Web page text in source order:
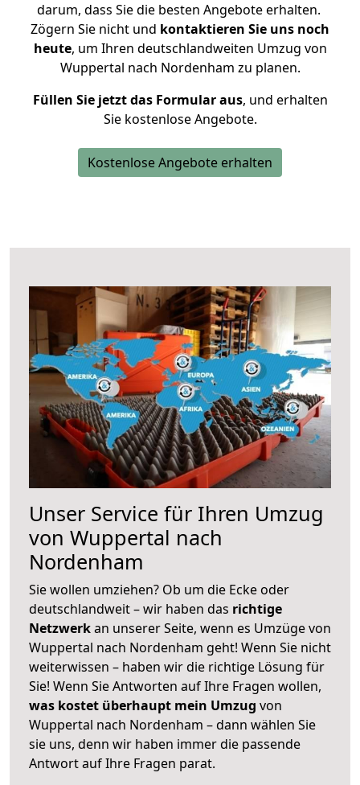
darum, dass Sie die besten Angebote erhalten.
Zögern Sie nicht und kontaktieren Sie uns noch
heute, um Ihren deutschlandweiten Umzug von
Wuppertal nach Nordenham zu planen.
Füllen Sie jetzt das Formular aus, und erhalten
Sie kostenlose Angebote.
Kostenlose Angebote erhalten
Unser Service für Ihren Umzug
von Wuppertal nach
Nordenham
Sie wollen umziehen? Ob um die Ecke oder
deutschlandweit – wir haben das richtige
Netzwerkan unserer Seite, wenn es Umzüge von
Wuppertal nach Nordenham geht! Wenn Sie nicht
weiterwissen – haben wir die richtige Lösung für
Sie! Wenn Sie Antworten auf Ihre Fragen wollen,
was kostet überhaupt mein Umzug von
Wuppertal nach Nordenham – dann wählen Sie
sie uns, denn wir haben immer die passende
Antwort auf Ihre Fragen parat.